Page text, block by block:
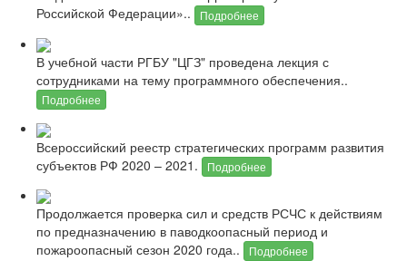
Российской Федерации»..
Подробнее
В учебной части РГБУ "ЦГЗ" проведена лекция с
сотрудниками на тему программного обеспечения..
Подробнее
Всероссийский реестр стратегических программ развития
субъектов РФ 2020 – 2021.
Подробнее
Продолжается проверка сил и средств РСЧС к действиям
по предназначению в паводкоопасный период и
пожароопасный сезон 2020 года..
Подробнее